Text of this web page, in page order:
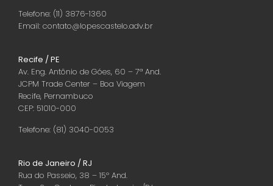
Telefone: (11) 3876-1360
Email: contato@lopescastelo.adv.br
Recife / PE
Av. Eng. Antônio de Góes, 60 – 7ª And.
JCPM Trade Center – Boa Viagem
Recife, Pernambuco
CEP: 51010-000
Telefone: (81) 3040-0053
Rio de Janeiro / RJ
Rua do Passeio, 38 – 15º And.